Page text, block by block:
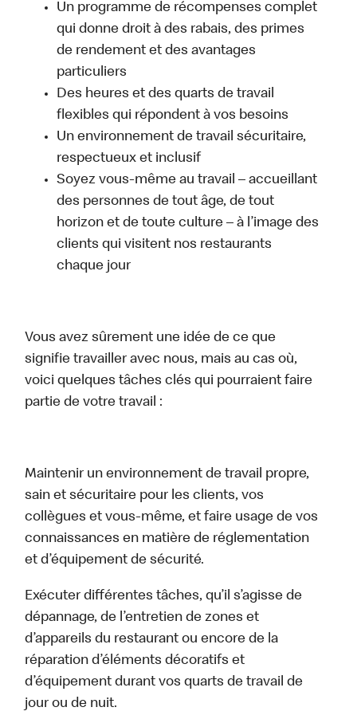
Un programme de récompenses complet
qui donne droit à des rabais, des primes
de rendement et des avantages
particuliers
Des heures et des quarts de travail
flexibles qui répondent à vos besoins
Un environnement de travail sécuritaire,
respectueux et inclusif
Soyez vous-même au travail – accueillant
des personnes de tout âge, de tout
horizon et de toute culture – à l’image des
clients qui visitent nos restaurants
chaque jour
Vous avez sûrement une idée de ce que
signifie travailler avec nous, mais au cas où,
voici quelques tâches clés qui pourraient faire
partie de votre travail :
Maintenir un environnement de travail propre,
sain et sécuritaire pour les clients, vos
collègues et vous-même, et faire usage de vos
connaissances en matière de réglementation
et d’équipement de sécurité.
Exécuter différentes tâches, qu’il s’agisse de
dépannage, de l’entretien de zones et
d’appareils du restaurant ou encore de la
réparation d’éléments décoratifs et
d’équipement durant vos quarts de travail de
jour ou de nuit.